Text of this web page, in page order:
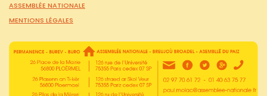
ASSEMBLÉE NATIONALE
MENTIONS LÉGALES